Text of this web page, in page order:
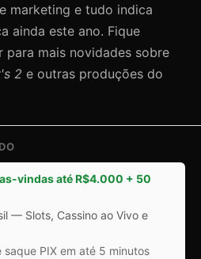
marketing e tudo indica
ainda este ano. Fique
para mais novidades sobre
2 e outras produções do
vindas até R$4.000 + 50
— Slots, Cassino ao Vivo e
PIX em até 5 minutos